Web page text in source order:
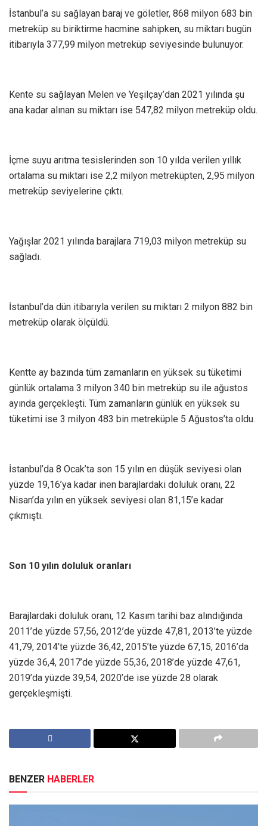
İstanbul’a su sağlayan baraj ve göletler, 868 milyon 683 bin
metreküp su biriktirme hacmine sahipken, su miktarı bugün
itibarıyla 377,99 milyon metreküp seviyesinde bulunuyor.
Kente su sağlayan Melen ve Yeşilçay’dan 2021 yılında şu
ana kadar alınan su miktarı ise 547,82 milyon metreküp oldu.
İçme suyu arıtma tesislerinden son 10 yılda verilen yıllık
ortalama su miktarı ise 2,2 milyon metreküpten, 2,95 milyon
metreküp seviyelerine çıktı.
Yağışlar 2021 yılında barajlara 719,03 milyon metreküp su
sağladı.
İstanbul’da dün itibarıyla verilen su miktarı 2 milyon 882 bin
metreküp olarak ölçüldü.
Kentte ay bazında tüm zamanların en yüksek su tüketimi
günlük ortalama 3 milyon 340 bin metreküp su ile ağustos
ayında gerçekleşti. Tüm zamanların günlük en yüksek su
tüketimi ise 3 milyon 483 bin metreküple 5 Ağustos’ta oldu.
İstanbul’da 8 Ocak’ta son 15 yılın en düşük seviyesi olan
yüzde 19,16’ya kadar inen barajlardaki doluluk oranı, 22
Nisan’da yılın en yüksek seviyesi olan 81,15’e kadar
çıkmıştı.
Son 10 yılın doluluk oranları
Barajlardaki doluluk oranı, 12 Kasım tarihi baz alındığında
2011’de yüzde 57,56, 2012’de yüzde 47,81, 2013’te yüzde
41,79, 2014’te yüzde 36,42, 2015’te yüzde 67,15, 2016’da
yüzde 36,4, 2017’de yüzde 55,36, 2018’de yüzde 47,61,
2019’da yüzde 39,54, 2020’de ise yüzde 28 olarak
gerçekleşmişti.
BENZER HABERLER